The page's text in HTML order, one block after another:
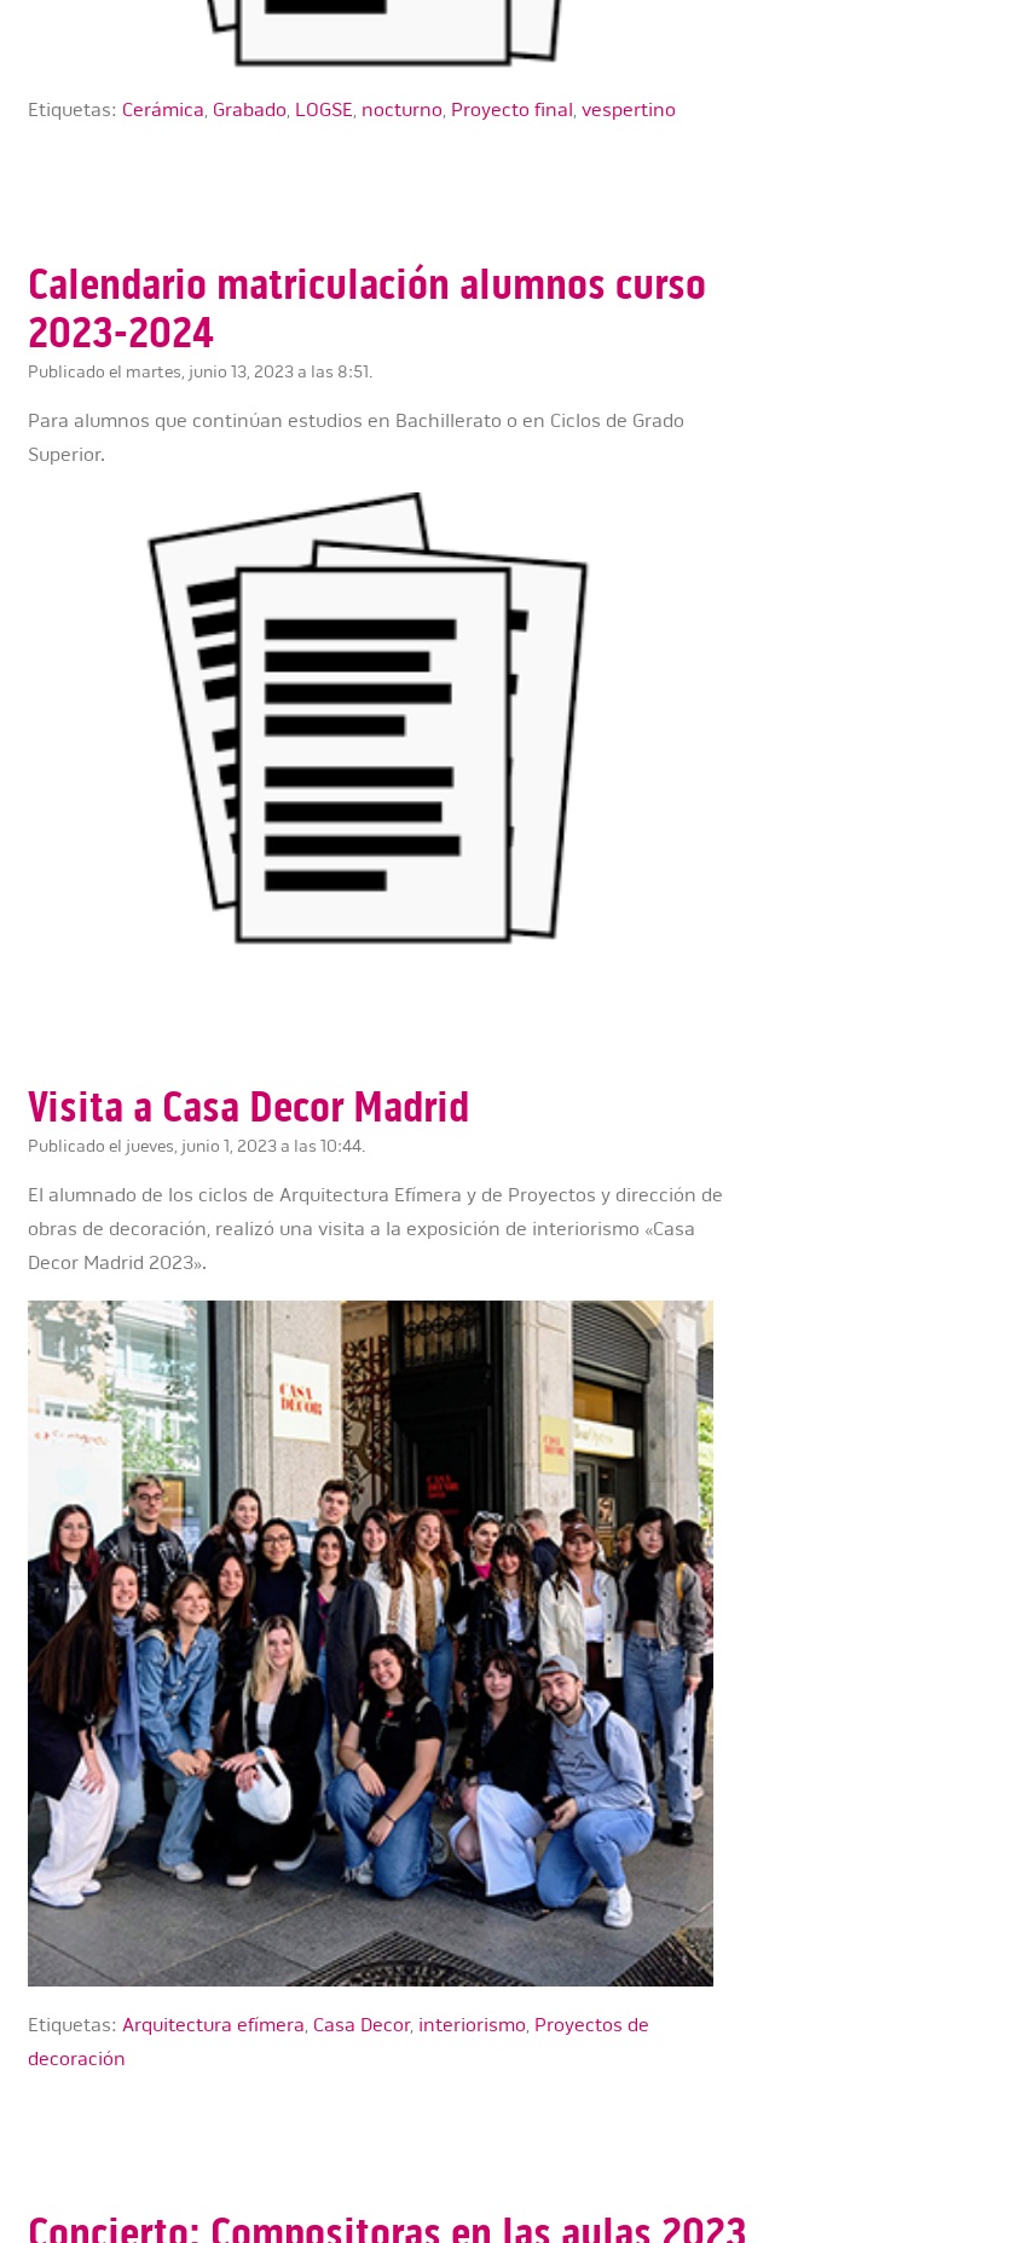
Etiquetas: Cerámica, Grabado, LOGSE, nocturno, Proyecto final,vespertino
Calendario matriculación alumnos curso
2023-2024
Publicado el martes, junio 13, 2023 a las 8:51.
Para alumnos que continúan estudios en Bachillerato o en Ciclos de Grado
Superior.
Visita a Casa Decor Madrid
Publicado el jueves, junio 1, 2023 a las 10:44.
El alumnado de los ciclos de Arquitectura Efímera y de Proyectos y dirección de
obras de decoración, realizó una visita a la exposición de interiorismo «Casa
Decor Madrid 2023».
Etiquetas:Arquitectura efímera, Casa Decor, interiorismo, Proyectos de
decoración